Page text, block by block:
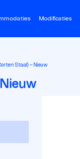
Modificaties
Staal) – Nieuw